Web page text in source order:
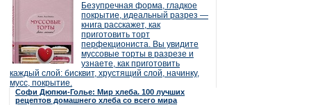
Безупречная форма, гладкое
покрытие, идеальный разрез —
книга расскажет, как
приготовить торт
перфекциониста. Вы увидите
муссовые торты в разрезе и
узнаете, как приготовить
каждый слой: бисквит, хрустящий слой, начинку,
мусс, покрытие.
Софи Дюпюи-Голье: Мир хлеба. 100 лучших
рецептов домашнего хлеба со всего мира